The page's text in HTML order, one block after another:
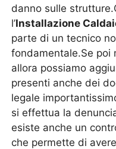
danno sulle
l’Installazione
parte di un tecnico
fondamentale.Se poi
allora possiamo
presenti anche dei
legale
si effettua la
esiste anche un
che permette di